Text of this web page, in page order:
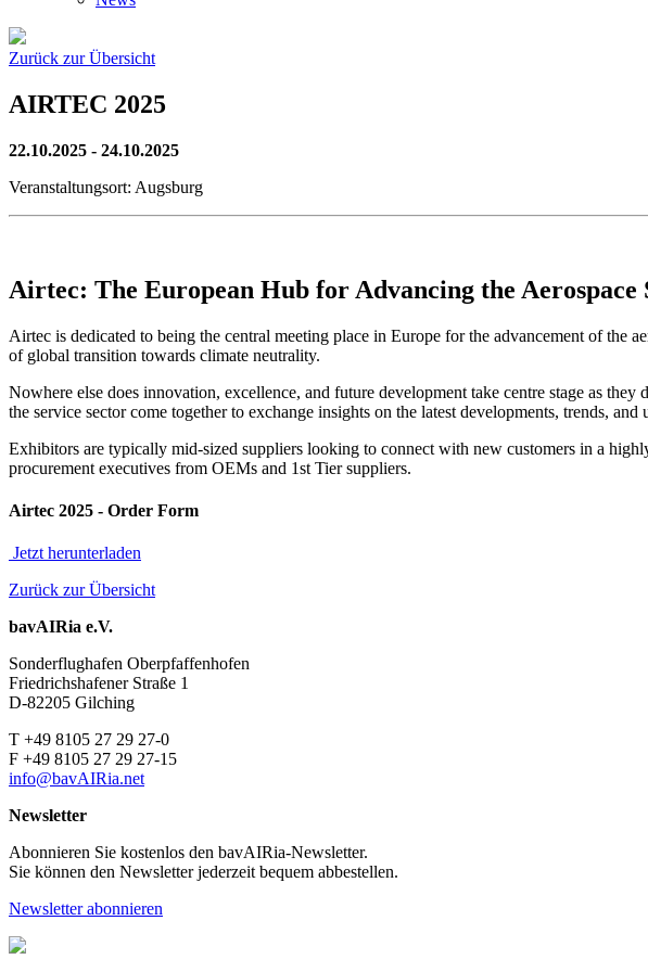
Zurück zur Übersicht
AIRTEC 2025
22.10.2025 - 24.10.2025
Veranstaltungsort: Augsburg
Airtec: The European Hub for Advancing the Aerospace
Airtec is dedicated to being the central meeting place in Europe for the advancement of the
of global transition towards climate neutrality.
Nowhere else does innovation, excellence, and future development take centre stage as
the service sector come together to exchange insights on the latest developments, trends, and
Exhibitors are typically mid-sized suppliers looking to connect with new customers in a
procurement executives from OEMs and 1st Tier suppliers.
Airtec 2025 - Order Form
Jetzt herunterladen
Zurück zur Übersicht
bavAIRia e.V.
Sonderflughafen Oberpfaffenhofen
Friedrichshafener Straße 1
D-82205 Gilching
T +49 8105 27 29 27-0
F +49 8105 27 29 27-15
info@bavAIRia.net
Newsletter
Abonnieren Sie kostenlos den bavAIRia-Newsletter.
Sie können den Newsletter jederzeit bequem abbestellen.
Newsletter abonnieren